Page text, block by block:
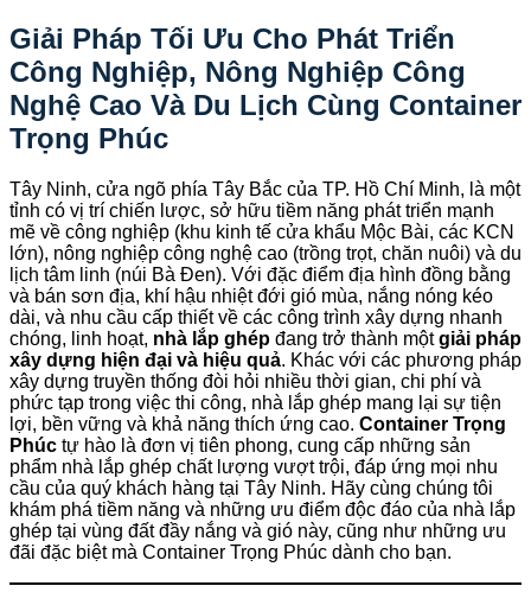
Giải Pháp Tối Ưu Cho Phát Triển
Công Nghiệp, Nông Nghiệp Công
Nghệ Cao Và Du Lịch Cùng Container
Trọng Phúc
Tây Ninh, cửa ngõ phía Tây Bắc của TP. Hồ Chí Minh, là một
tỉnh có vị trí chiến lược, sở hữu tiềm năng phát triển mạnh
mẽ về công nghiệp (khu kinh tế cửa khẩu Mộc Bài, các KCN
lớn), nông nghiệp công nghệ cao (trồng trọt, chăn nuôi) và du
lịch tâm linh (núi Bà Đen). Với đặc điểm địa hình đồng bằng
và bán sơn địa, khí hậu nhiệt đới gió mùa, nắng nóng kéo
dài, và nhu cầu cấp thiết về các công trình xây dựng nhanh
chóng, linh hoạt, nhà lắp ghép đang trở thành mộtgiải pháp
xây dựng hiện đại và hiệu quả. Khác với các phương pháp
xây dựng truyền thống đòi hỏi nhiều thời gian, chi phí và
phức tạp trong việc thi công, nhà lắp ghép mang lại sự tiện
lợi, bền vững và khả năng thích ứng cao. Container Trọng
Phúc tự hào là đơn vị tiên phong, cung cấp những sản
phẩm nhà lắp ghép chất lượng vượt trội, đáp ứng mọi nhu
cầu của quý khách hàng tại Tây Ninh. Hãy cùng chúng tôi
khám phá tiềm năng và những ưu điểm độc đáo của nhà lắp
ghép tại vùng đất đầy nắng và gió này, cũng như những ưu
đãi đặc biệt mà Container Trọng Phúc dành cho bạn.